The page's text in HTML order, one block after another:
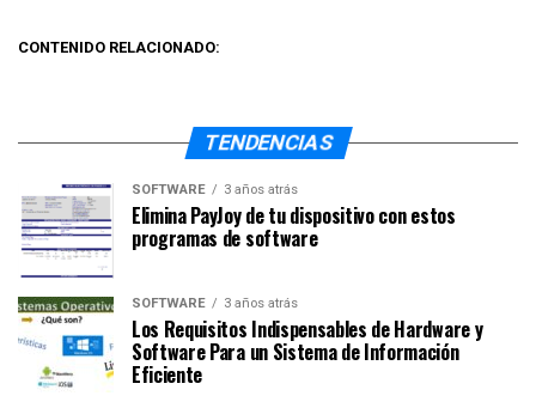
CONTENIDO RELACIONADO:
TENDENCIAS
SOFTWARE 3 años atrás
Elimina PayJoy de tu dispositivo con estos
programas de software
SOFTWARE 3 años atrás
Los Requisitos Indispensables de Hardware y
Software Para un Sistema de Información
Eficiente